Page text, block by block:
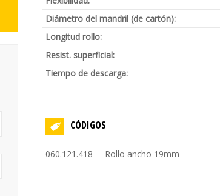
Diámetro del mandril (de cartón):
Longitud rollo:
Resist. superficial:
Tiempo de descarga:
CÓDIGOS
060.121.418 Rollo ancho 19mm